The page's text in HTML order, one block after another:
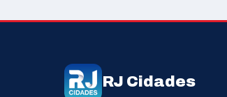
RJ Cidades